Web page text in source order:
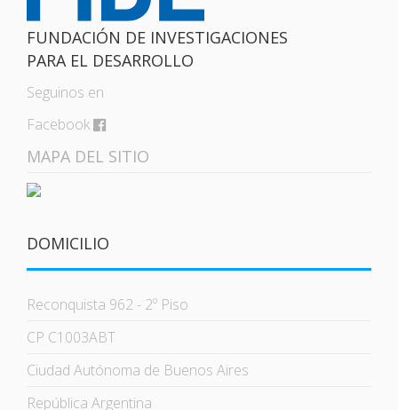
FUNDACIÓN DE INVESTIGACIONES
PARA EL DESARROLLO
Seguinos en
Facebook
MAPA DEL SITIO
DOMICILIO
Reconquista 962 - 2º Piso
CP C1003ABT
Ciudad Autónoma de Buenos Aires
República Argentina